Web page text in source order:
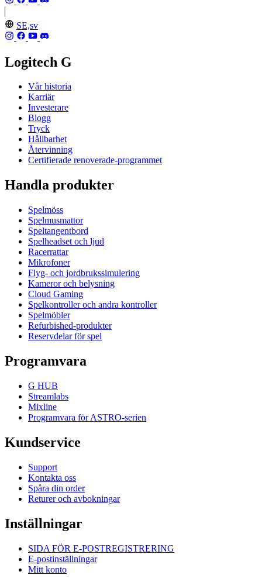
SE,sv
Logitech G
Vår historia
Karriär
Investerare
Blogg
Tryck
Hållbarhet
Återvinning
Certifierade renoverade-programmet
Handla produkter
Spelmöss
Spelmusmattor
Speltangentbord
Spelheadset och ljud
Racerrattar
Mikrofoner
Flyg- och jordbrukssimulering
Kameror och belysning
Cloud Gaming
Spelkontroller och andra kontroller
Spelmöbler
Refurbished-produkter
Reservdelar för spel
Programvara
G HUB
Streamlabs
Mixline
Programvara för ASTRO-serien
Kundservice
Support
Kontakta oss
Spåra din order
Returer och avbokningar
Inställningar
SIDA FÖR E-POSTREGISTRERING
E-postinställningar
Mitt konto